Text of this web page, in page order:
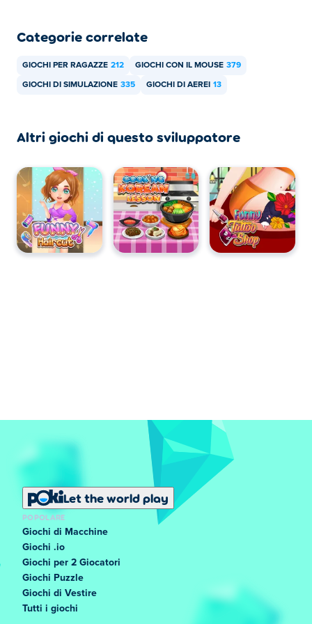
Categorie correlate
GIOCHI PER RAGAZZE 212 GIOCHI CON IL MOUSE 379
GIOCHI DI SIMULAZIONE 335 GIOCHI DI AEREI 13
Altri giochi di questo sviluppatore
Let the world play
POPOLARE
Giochi di Macchine
Giochi .io
Giochi per 2 Giocatori
Giochi Puzzle
Giochi di Vestire
Tutti i giochi